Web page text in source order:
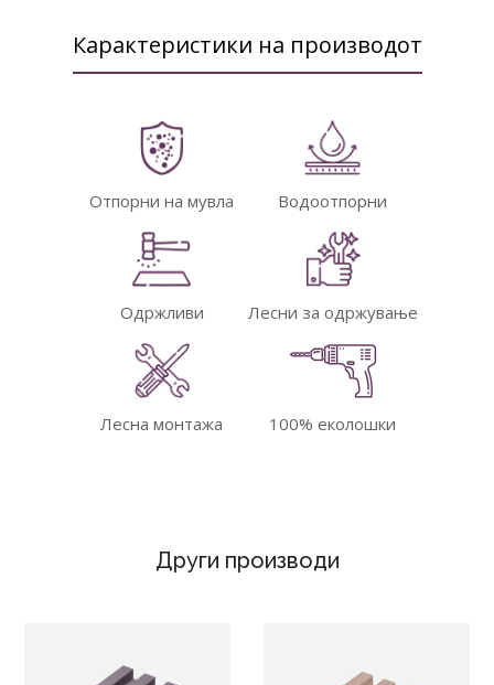
Карактеристики на производот
Отпорни на мувла Водоотпорни
Одржливи Лесни за одржување
Лесна монтажа 100% еколошки
Други производи